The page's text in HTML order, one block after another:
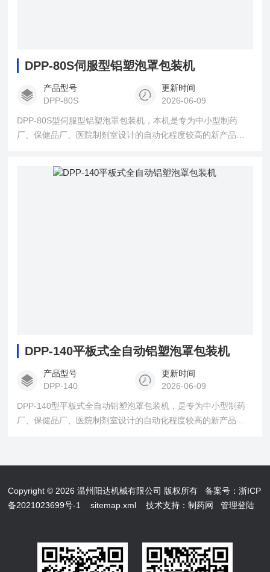
DPP-80S伺服型铝塑泡罩包装机
产品型号
DPP-80S
更新时间
2026-06-09
DPP-80S型伺服型铝塑泡罩包装机，本机是专为中小型制药
厂、保健品厂、医院制剂室设计的自动化程度较高的新产品，
批号、冲裁等工序全部连续自动完成，操作方便，功能齐全，
DPP-140平板式全自动铝塑泡罩包装机
产品型号
DPP-140
更新时间
2026-06-09
DPP-140型平板式全自动铝塑泡罩包装机，是专为中小型制药
厂、保健品厂、医院制剂室设计的自动化程度较高的新产品，
批号、冲裁等工序全部连续自动完成，操作方便，功能齐全，
Copyright © 2026 温州阳达机械有限公司 版权所有备案号：浙ICP
备2021023699号-1
sitemap.xml 技术支持：制药网 管理登陆